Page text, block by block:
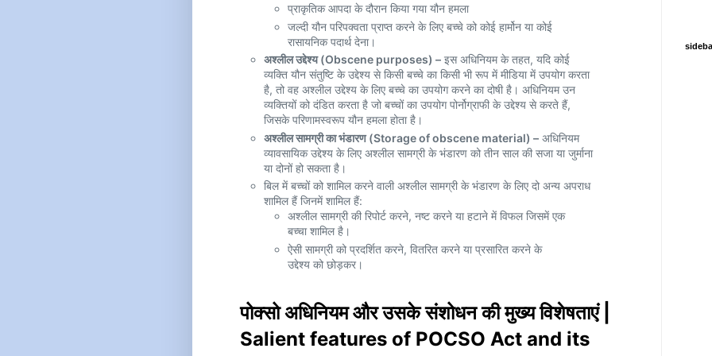
प्राकृतिक आपदा के दौरान किया गया यौन हमला
जल्दी यौन परिपक्वता प्राप्त करने के लिए बच्चे को कोई हार्मोन या कोई
रासायनिक पदार्थ देना।
अश्लील उद्देश्य (Obscene purposes) – इस अधिनियम के तहत, यदि कोई
व्यक्ति यौन संतुष्टि के उद्देश्य से किसी बच्चे का किसी भी रूप में मीडिया में उपयोग करता
है, तो वह अश्लील उद्देश्य के लिए बच्चे का उपयोग करने का दोषी है। अधिनियम उन
व्यक्तियों को दंडित करता है जो बच्चों का उपयोग पोर्नोग्राफी के उद्देश्य से करते हैं,
जिसके परिणामस्वरूप यौन हमला होता है।
अश्लील सामग्री का भंडारण (Storage of obscene material) – अधिनियम
व्यावसायिक उद्देश्य के लिए अश्लील सामग्री के भंडारण को तीन साल की सजा या जुर्माना
या दोनों हो सकता है।
बिल में बच्चों को शामिल करने वाली अश्लील सामग्री के भंडारण के लिए दो अन्य अपराध
शामिल हैं जिनमें शामिल हैं:
अश्लील सामग्री की रिपोर्ट करने, नष्ट करने या हटाने में विफल जिसमें एक
बच्चा शामिल है।
ऐसी सामग्री को प्रदर्शित करने, वितरित करने या प्रसारित करने के
उद्देश्य को छोड़कर।
पोक्सो अधिनियम और उसके संशोधन की मुख्य विशेषताएं |
Salient features of POCSO Act and its